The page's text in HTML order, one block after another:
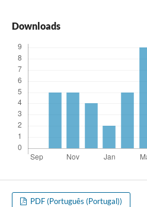
Downloads
PDF (Português (Portugal))